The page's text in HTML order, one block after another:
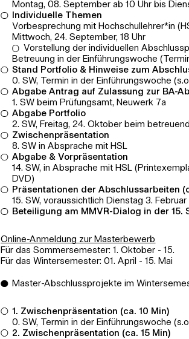
Montag, 08. September ab 10 Uhr bis
Individuelle Themen
Vorbesprechung mit Hochschullehrer*in
Mittwoch, 24. September, 18 Uhr
Vorstellung der individuellen
Betreuung in der Einführungswoche
Stand Portfolio & Hinweise zum
0. SW, Termin in der Einführungswoche
Abgabe Antrag auf Zulassung zur BA-
1. SW beim Prüfungsamt, Neuwerk 7a
Abgabe Portfolio
2. SW, Freitag, 24. Oktober beim
Zwischenpräsentation
8. SW in Absprache mit HSL
Abgabe & Vorpräsentation
14. SW, in Absprache mit HSL
DVD)
Präsentationen der Abschlussarbeiten
15. SW, voraussichtlich Dienstag 3.
Beteiligung am MMVR-Dialog in der 15.
Online-Anmeldung zur Masterbewerb
Für das Sommersemester: 1. Oktober - 15.
Für das Wintersemester: 01. April - 15. Mai
Master-Abschlussprojekte im
1. Zwischenpräsentation (ca. 10 Min)
0. SW, Termin in der Einführungswoche
2. Zwischenpräsentation (ca. 15 Min)